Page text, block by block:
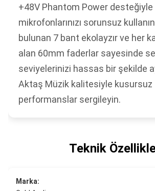
+48V Phantom Power
mikrofonlarınızı sorunsuz
bulunan 7 bant ekolayzır ve her
alan 60mm faderlar sayesinde
seviyelerinizi hassas bir şekilde
Aktaş Müzik kalitesiyle kusursuz
performanslar sergileyin.
Teknik
Marka: